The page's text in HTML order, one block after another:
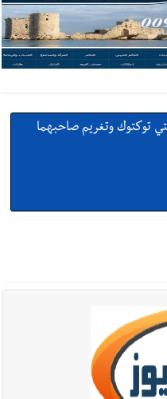
توكتوك وتغريم صاحبهما
تعقدان الاجتماع